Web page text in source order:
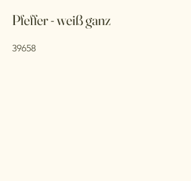
Pfeffer - weiß ganz
39658